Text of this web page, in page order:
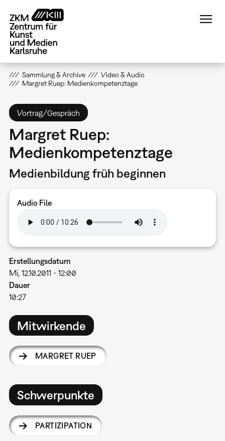
zum
Inhalt
Sammlung & Archive
Video & Audio
Margret Ruep: Medienkompetenztage
Vortrag/Gespräch
Margret Ruep:
Medienkompetenztage
Medienbildung früh beginnen
Audio File
Erstellungsdatum
Mi, 12.10.2011 - 12:00
Dauer
10:27
Mitwirkende
MARGRET RUEP
Schwerpunkte
PARTIZIPATION